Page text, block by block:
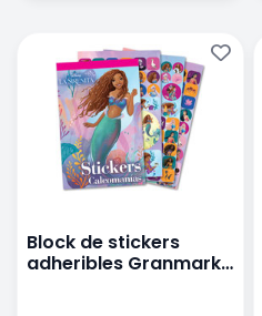
Block de stickers
adheribles Granmark